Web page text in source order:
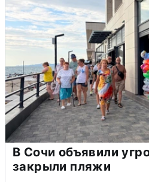
В Сочи объявили
закрыли пляжи